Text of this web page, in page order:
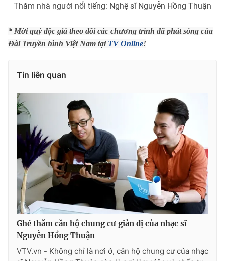
Liên hệ tòa soạn English
Theo dõi báo trên
Cơ quan chủ quản: Đài Truyền hình Việt Nam
Cơ quan báo chí:Thời báo VTV
Giấy phép hoạt động báo in và báo điện tử số 483/GP-BTTTT
cấp ngày 29/12/2023
Tổng Biên tập:Vũ Thanh Thủy
Phó Tổng Biên tập:Nguyễn Thị Mỹ Hạnh, Phạm Quốc Thắng,
Nguyễn Trọng Ninh
Tổng đài VTV:024.38 355 931 - 024.38 355 932
Thăm nhà người nổi tiếng: Nghệ sĩ Nguyễn Hồng Thuận
* Mời quý độc giả theo dõi các chương trình đã phát sóng của
Đài Truyền hình Việt Nam tại TV Online!
Tin liên quan
Ghé thăm căn hộ chung cư giản dị của nhạc sĩ
Nguyễn Hồng Thuận
VTV.vn - Không chỉ là nơi ở, căn hộ chung cư của nhạc